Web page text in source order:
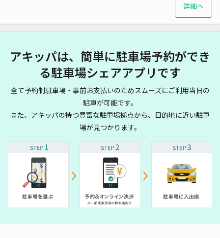
詳細へ
アキッパは、簡単に駐車場予約ができ
る駐車場シェアアプリです
全て予約制駐車場・事前お支払いのためスムーズにご利用当日の
駐車が可能です。
また、アキッパの持つ豊富な駐車場拠点から、目的地に近い駐車
場が見つかります。